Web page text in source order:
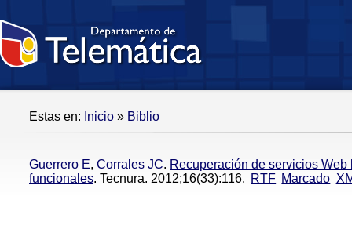
Estas en: Inicio » Biblio
Guerrero E, Corrales JC. Recuperación de servicios
funcionales. Tecnura. 2012;16(33):116. RTF Marcado